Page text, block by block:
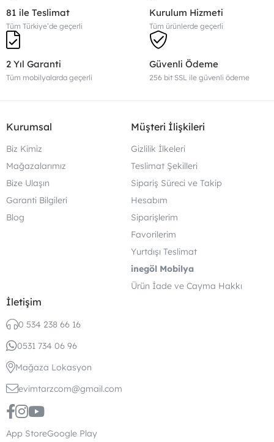
Çalışma Masası
62 cm
Komodin
40 cm
81 ile Teslimat
Tüm Türkiye’de geçerli
Kurulum Hizmeti
Tüm ürünlerde geçerli
2 Yıl Garanti
Tüm mobilyalarda geçerli
Güvenli Ödeme
256 bit SSL ile güvenli ödeme
Kurumsal
Biz Kimiz
Mağazalarımız
Bize Ulaşın
Garanti Bilgileri
Blog
Müşteri İlişkileri
Gizlilik İlkeleri
Teslimat Şekilleri
Sipariş Süreci ve Takip
Hesabım
Siparişlerim
Favorilerim
Yurtdışı Teslimat
inegöl Mobilya
Ürün İade ve Cayma Hakkı
İletişim
0 534 238 66 16
0531 734 06 96
Mağaza Lokasyon
evimtarzcom@gmail.com
App StoreGoogle Play